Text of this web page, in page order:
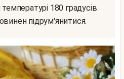
180 градусів
підрум'янитися.